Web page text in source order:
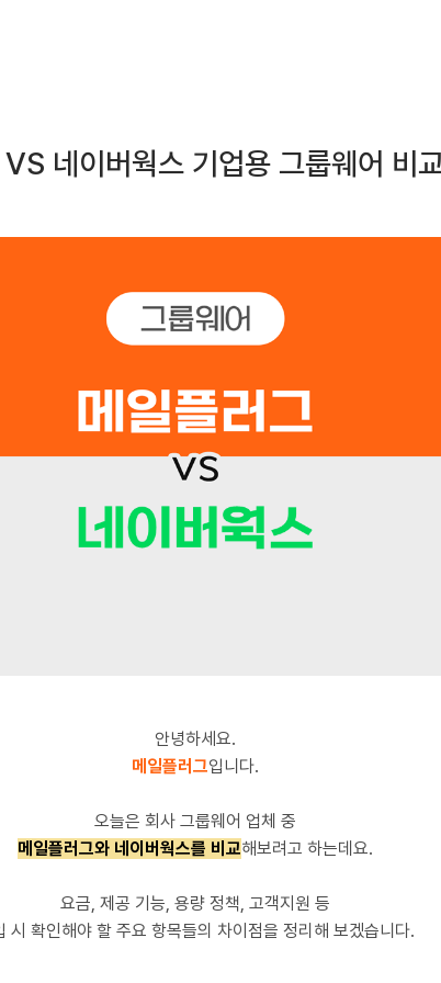
네이버웍스 기업용 그룹웨어 비
안녕하세요.
메일플러그입니다.
오늘은 회사 그룹웨어 업체 중
메일플러그와 네이버웍스를 비교해보려고 하는데요.
요금, 제공 기능, 용량 정책, 고객지원 등
시 확인해야 할 주요 항목들의 차이점을 정리해 보겠습니다.